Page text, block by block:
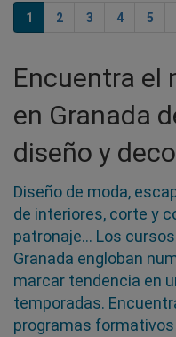
1 2 3 4 5
Encuentra el
en Granada
diseño y
Diseño de moda,
de interiores, corte y
patronaje… Los
Granada engloban
marcar tendencia en
temporadas.
programas